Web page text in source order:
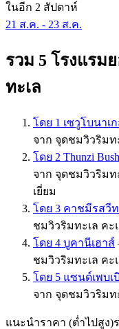
ในอีก 2 สัปดาห์
21 ส.ค. - 23 ส.ค.
รวม 5 โรงแรม
ทะเล
โดย 1 เซวูโบนาเ
จาก จุดชมวิวริมท
โดย 2 Thunzi
จาก จุดชมวิวริมท
เยี่ยม
โดย 3 คาชมีรสวีท
ชมวิวริมทะเล คะ
โดย 4 บูคานีเฮาส์
ชมวิวริมทะเล คะ
โดย 5 แซนด์เพบเ
จาก จุดชมวิวริมท
แนะนำราคา (ต่ำไปสูง)